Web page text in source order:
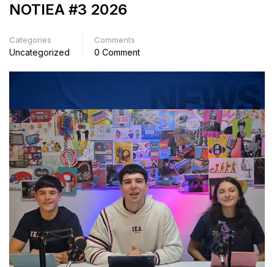
NOTIEA #3 2026
Categories
Uncategorized
Comments
0 Comment